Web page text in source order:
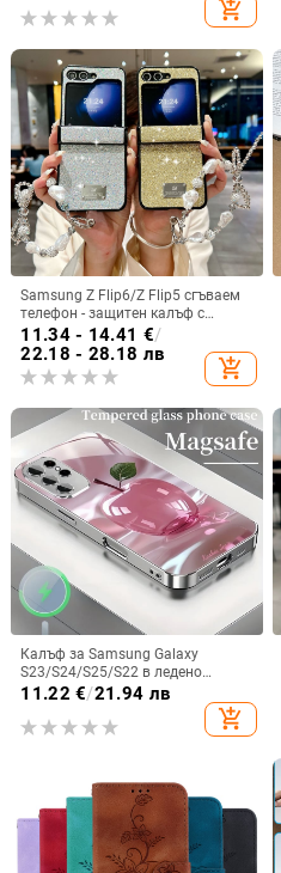
стрази A56, брокат против
add_shopping_cart
Samsung Z Flip6/Z Flip5 сгъваем
телефон - защитен калъф с
блестяща гривна
11.34 - 14.41 €/
22.18 - 28.18 лв
add_shopping_cart
Калъф за Samsung Galaxy
S23/S24/S25/S22 в ледено
кристално розово със стъклена
повърхност и метално боядисано
покритие
11.22 €/21.94 лв
add_shopping_cart